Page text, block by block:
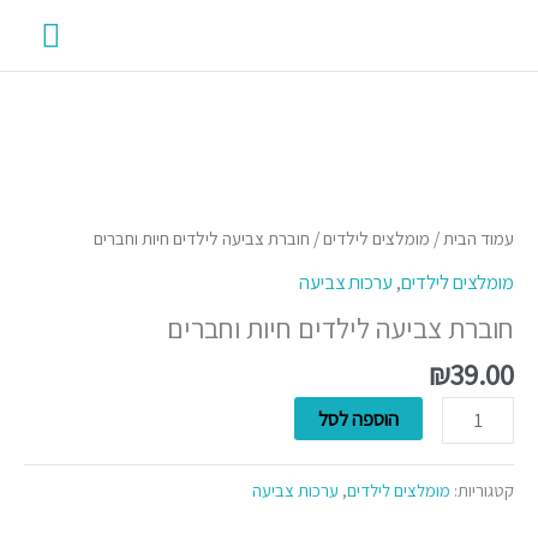
עמוד הבית/ מומלצים לילדים/ חוברת צביעה לילדים חיות וחברים
מומלצים לילדים, ערכות צביעה
חוברת צביעה לילדים חיות וחברים
₪39.00
חוברת
לילדים
חיות
וחברים
הוספה לסל
קטגוריות: מומלצים לילדים, ערכות צביעה